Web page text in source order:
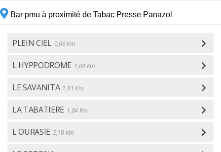
Bar pmu à proximité de Tabac Presse Panazol
PLEIN CIEL 0,66 Km
L HYPPODROME 1,04 Km
LE SAVANITA 1,81 Km
LA TABATIERE 1,84 Km
L OURASIE 2,10 Km